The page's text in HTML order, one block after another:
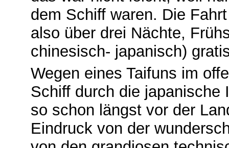
dem Schiff waren. Die
also über drei Nächte,
chinesisch- japanisch)
Wegen eines Taifuns im
Schiff durch die japanische
so schon längst vor der
Eindruck von der